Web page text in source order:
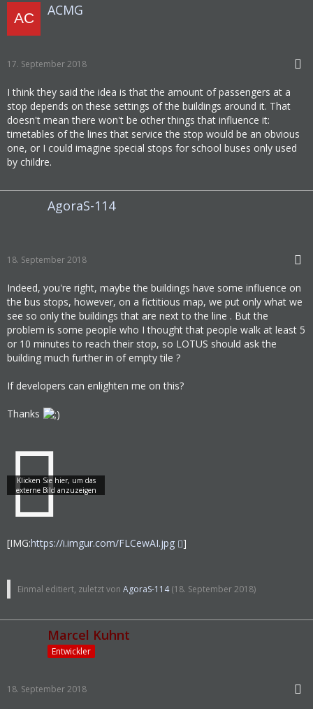
ACMG
17. September 2018
I think they said the idea is that the amount of passengers at a
stop depends on these settings of the buildings around it. That
doesn't mean there won't be other things that influence it:
timetables of the lines that service the stop would be an obvious
one, or I could imagine special stops for school buses only used
by childre.
AgoraS-114
18. September 2018
Indeed, you're right, maybe the buildings have some influence on
the bus stops, however, on a fictitious map, we put only what we
see so only the buildings that are next to the line . But the
problem is some people who I thought that people walk at least 5
or 10 minutes to reach their stop, so LOTUS should ask the
building much further in of empty tile ?
If developers can enlighten me on this?
Thanks
[IMG:https://i.imgur.com/FLCewAI.jpg ]
Einmal editiert, zuletzt von AgoraS-114(18. September 2018)
Marcel Kuhnt
Entwickler
18. September 2018